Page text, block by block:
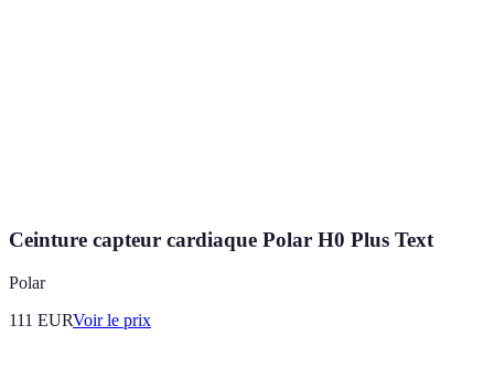
Ceinture capteur cardiaque Polar H0 Plus Text
Polar
111 EURVoir le prix